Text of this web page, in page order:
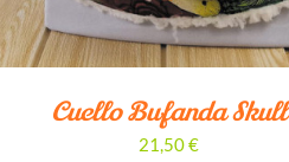
Cuello Bufanda Skull
21,50€